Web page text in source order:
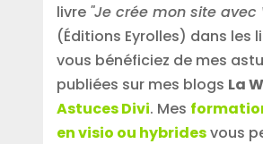
livre "Je crée mon site avec
(Éditions Eyrolles) dans les
vous bénéficiez de mes
publiées sur mes blogs La
Astuces Divi. Mes
en visio ou hybridesvous